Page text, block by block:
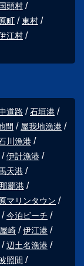
頭村
町
東村
江村
道路
石垣港
間
屋我地漁港
川漁港
伊計漁港
天港
那覇港
マリンタウン
今泊ビーチ
崎
伊江港
辺土名漁港
照間